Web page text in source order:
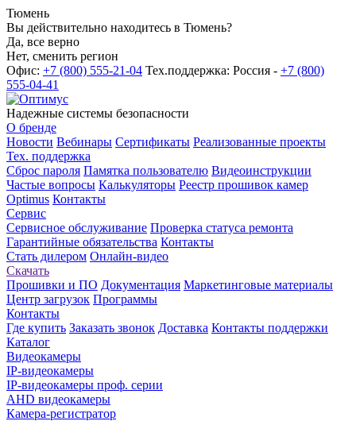
Тюмень
Вы действительно находитесь в Тюмень?
Да, все верно
Нет, сменить регион
Офис: +7 (800) 555-21-04 Тех.поддержка: Россия - +7 (800)
555-04-41
Надежные системы безопасности
О бренде
Новости Вебинары Сертификаты Реализованные проекты
Тех. поддержка
Сброс пароля Памятка пользователю Видеоинструкции
Частые вопросы Калькуляторы Реестр прошивок камер
Optimus Контакты
Сервис
Сервисное обслуживание Проверка статуса ремонта
Гарантийные обязательства Контакты
Стать дилером Онлайн-видео
Скачать
Прошивки и ПО Документация Маркетинговые материалы
Центр загрузок Программы
Контакты
Где купить Заказать звонок Доставка Контакты поддержки
Каталог
Видеокамеры
IP-видеокамеры
IP-видеокамеры проф. серии
AHD видеокамеры
Камера-регистратор